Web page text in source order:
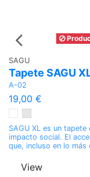
SAGU
Tapete SAGU
A-02
19,00 €
SAGU XL es un
impacto social. El
que, incluso en lo
View